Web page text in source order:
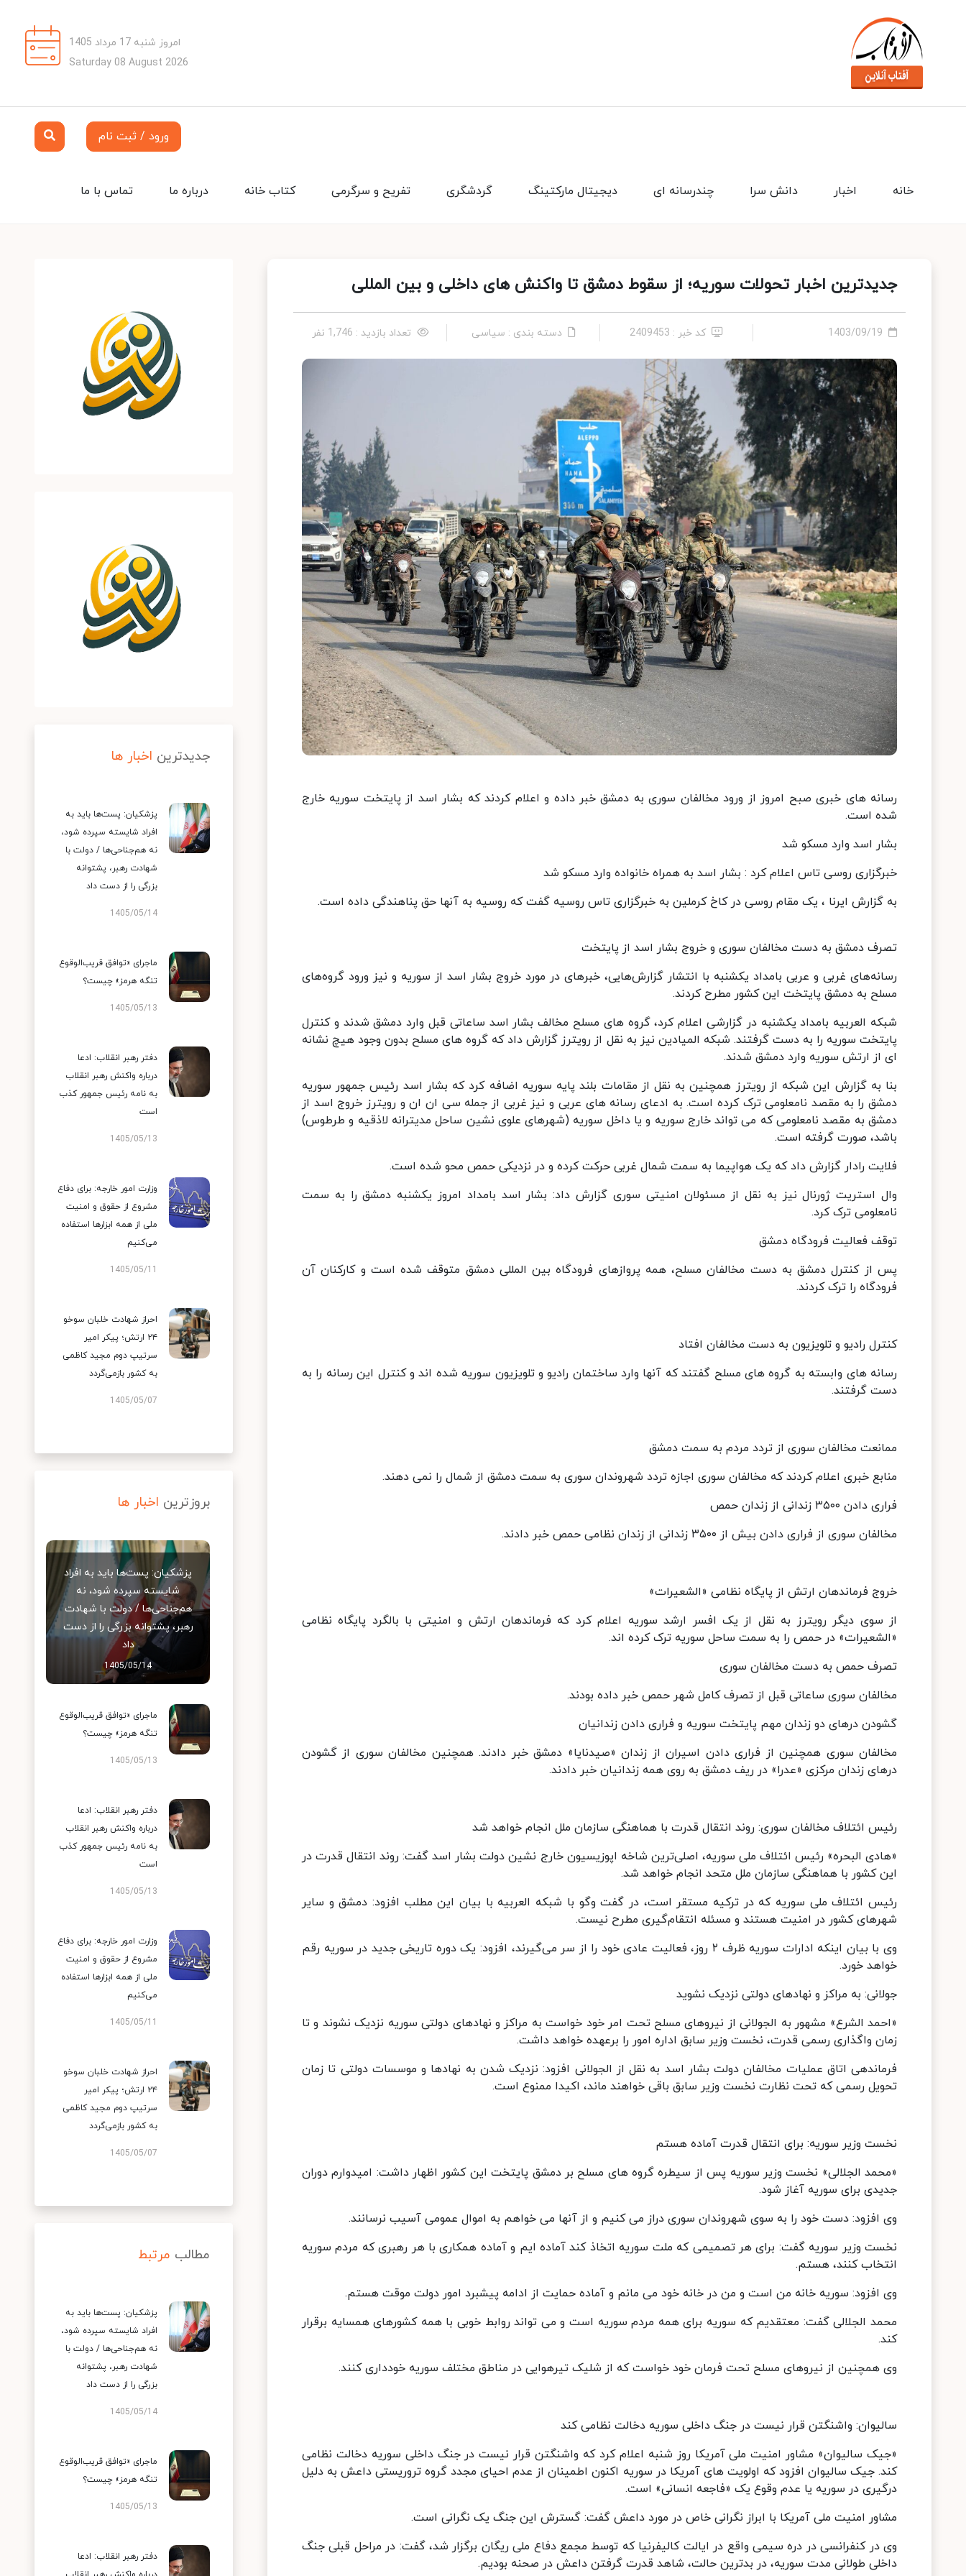
امروز شنبه 17 مرداد 1405
Saturday 08 August 2026
ورود / ثبت نام
تماس با ما درباره ما کتاب خانه تفریح و سرگرمی گردشگری دیجیتال مارکتینگ چندرسانه ای دانش سرا اخبار خانه
جدیدترین اخبار تحولات سوریه؛ از سقوط دمشق تا واکنش‌ های داخلی و بین‌ المللی
1403/09/19 کد خبر : 2409453 دسته بندی : سیاسی تعداد بازدید : 1,746 نفر
رسانه های خبری صبح امروز از ورود مخالفان سوری به دمشق خبر داده و اعلام کردند که بشار اسد از پایتخت سوریه خارج
شده است.
بشار اسد وارد مسکو شد
خبرگزاری روسی تاس اعلام کرد : بشار اسد به همراه خانواده وارد مسکو شد
به گزارش ایرنا ، یک مقام روسی در کاخ کرملین به خبرگزاری تاس روسیه گفت که روسیه به آنها حق پناهندگی داده است.
تصرف دمشق به دست مخالفان سوری و خروج بشار اسد از پایتخت
رسانه‌های غربی و عربی بامداد یکشنبه با انتشار گزارش‌هایی، خبرهای در مورد خروج بشار اسد از سوریه و نیز ورود گروه‌های
مسلح به دمشق پایتخت این کشور مطرح کردند.
شبکه العربیه بامداد یکشنبه در گزارشی اعلام کرد، گروه های مسلح مخالف بشار اسد ساعاتی قبل وارد دمشق شدند و کنترل
پایتخت سوریه را به دست گرفتند. شبکه المیادین نیز به نقل از رویترز گزارش داد که گروه های مسلح بدون وجود هیچ نشانه
ای از ارتش سوریه وارد دمشق شدند.
بنا به گزارش این شبکه از رویترز همچنین به نقل از مقامات بلند پایه سوریه اضافه کرد که بشار اسد رئیس جمهور سوریه
دمشق را به مقصد نامعلومی ترک کرده است. به ادعای رسانه های عربی و نیز غربی از جمله سی ان ان و رویترز خروج اسد از
دمشق به مقصد نامعلومی که می تواند خارج سوریه و یا داخل سوریه (شهرهای علوی نشین ساحل مدیترانه لاذقیه و طرطوس)
باشد، صورت گرفته است.
فلایت رادار گزارش داد که یک هواپیما به سمت شمال غربی حرکت کرده و در نزدیکی حمص محو شده است.
وال استریت ژورنال نیز به نقل از مسئولان امنیتی سوری گزارش داد: بشار اسد بامداد امروز یکشنبه دمشق را به سمت
نامعلومی ترک کرد.
توقف فعالیت فرودگاه دمشق
پس از کنترل دمشق به دست مخالفان مسلح، همه پروازهای فرودگاه بین المللی دمشق متوقف شده است و کارکنان آن
فرودگاه را ترک کردند.
کنترل رادیو و تلویزیون به دست مخالفان افتاد
رسانه های وابسته به گروه های مسلح گفتند که آنها وارد ساختمان رادیو و تلویزیون سوریه شده اند و کنترل این رسانه را به
دست گرفتند.
ممانعت مخالفان سوری از تردد مردم به سمت دمشق
منابع خبری اعلام کردند که مخالفان سوری اجازه تردد شهروندان سوری به سمت دمشق از شمال را نمی دهند.
فراری دادن ۳۵۰۰ زندانی از زندان حمص
مخالفان سوری از فراری دادن بیش از ۳۵۰۰ زندانی از زندان نظامی حمص خبر دادند.
خروج فرماندهان ارتش از پایگاه نظامی «الشعیرات»
از سوی دیگر رویترز به نقل از یک افسر ارشد سوریه اعلام کرد که فرماندهان ارتش و امنیتی با بالگرد پایگاه نظامی
«الشعیرات» در حمص را به سمت ساحل سوریه ترک کرده اند.
تصرف حمص به دست مخالفان سوری
مخالفان سوری ساعاتی قبل از تصرف کامل شهر حمص خبر داده بودند.
گشودن درهای دو زندان مهم پایتخت سوریه و فراری دادن زندانیان
مخالفان سوری همچنین از فراری دادن اسیران از زندان «صیدنایا» دمشق خبر دادند. همچنین مخالفان سوری از گشودن
درهای زندان مرکزی «عدرا» در ریف دمشق به روی همه زندانیان خبر دادند.
رئیس ائتلاف مخالفان سوری: روند انتقال قدرت با هماهنگی سازمان ملل انجام خواهد شد
«هادی البحره» رئیس ائتلاف ملی سوریه، اصلی‌ترین شاخه اپوزیسیون خارج نشین دولت بشار اسد گفت: روند انتقال قدرت در
این کشور با هماهنگی سازمان ملل متحد انجام خواهد شد.
رئیس ائتلاف ملی سوریه که در ترکیه مستقر است، در گفت وگو با شبکه العربیه با بیان این مطلب افزود: دمشق و سایر
شهرهای کشور در امنیت هستند و مسئله انتقام‌گیری مطرح نیست.
وی با بیان اینکه ادارات سوریه ظرف ۲ روز، فعالیت عادی خود را از سر می‌گیرند، افزود: یک دوره تاریخی جدید در سوریه رقم
خواهد خورد.
جولانی: به مراکز و نهادهای دولتی نزدیک نشوید
«احمد الشرع» مشهور به الجولانی از نیروهای مسلح تحت امر خود خواست به مراکز و نهادهای دولتی سوریه نزدیک نشوند و تا
زمان واگذاری رسمی قدرت، نخست وزیر سابق اداره امور را برعهده خواهد داشت.
فرماندهی اتاق عملیات مخالفان دولت بشار اسد به نقل از الجولانی افزود: نزدیک شدن به نهادها و موسسات دولتی تا زمان
تحویل رسمی که تحت نظارت نخست وزیر سابق باقی خواهند ماند، اکیدا ممنوع است.
نخست وزیر سوریه: برای انتقال قدرت آماده هستم
«محمد الجلالی» نخست وزیر سوریه پس از سیطره گروه های مسلح بر دمشق پایتخت این کشور اظهار داشت:‌ امیدوارم دوران
جدیدی برای سوریه آغاز شود.
وی افزود: دست خود را به سوی شهروندان سوری دراز می کنیم و از آنها می خواهم به اموال عمومی آسیب نرسانند.
نخست وزیر سوریه گفت: برای هر تصمیمی که ملت سوریه اتخاذ کند آماده ایم و آماده همکاری با هر رهبری که مردم سوریه
انتخاب کنند، هستم.
وی افزود:‌ سوریه خانه من است و من در خانه خود می مانم و آماده حمایت از ادامه پیشبرد امور دولت موقت هستم.
محمد الجلالی گفت: معتقدیم که سوریه برای همه مردم سوریه است و می تواند روابط خوبی با همه کشورهای همسایه برقرار
کند.
وی همچنین از نیروهای مسلح تحت فرمان خود خواست که از شلیک تیرهوایی در مناطق مختلف سوریه خودداری کنند.
سالیوان: واشنگتن قرار نیست در جنگ داخلی سوریه دخالت نظامی کند
«جیک سالیوان» مشاور امنیت ملی آمریکا روز شنبه اعلام کرد که واشنگتن قرار نیست در جنگ داخلی سوریه دخالت نظامی
کند. جیک سالیوان افزود که اولویت های آمریکا در سوریه اکنون اطمینان از عدم احیای مجدد گروه تروریستی داعش به دلیل
درگیری در سوریه یا عدم وقوع یک «فاجعه انسانی» است.
مشاور امنیت ملی آمریکا با ابراز نگرانی خاص در مورد داعش گفت: گسترش این جنگ یک نگرانی است.
وی در کنفرانسی در دره سیمی واقع در ایالت کالیفرنیا که توسط مجمع دفاع ملی ریگان برگزار شد، گفت: در مراحل قبلی جنگ
داخلی طولانی مدت سوریه، در بدترین حالت، شاهد قدرت گرفتن داعش در صحنه بودیم.
جدیدترین اخبار ها
پزشکیان: پست‌ها باید به
افراد شایسته سپرده شود،
نه هم‌جناحی‌ها / دولت با
شهادت رهبر، پشتوانه
بزرگی را از دست داد
1405/05/14
ماجرای «توافق قریب‌الوقوع
تنگه هرمز» چیست؟
1405/05/13
دفتر رهبر انقلاب: ادعا
درباره واکنش رهبر انقلاب
به نامه رئیس جمهور کذب
است
1405/05/13
وزارت امور خارجه: برای دفاع
مشروع از حقوق و امنیت
ملی از همه ابزارها استفاده
می‌کنیم
1405/05/11
احراز شهادت خلبان سوخو
۲۴ ارتش؛ پیکر امیر
سرتیپ دوم مجید کاظمی
به کشور بازمی‌گردد
1405/05/07
بروزترین اخبار ها
پزشکیان: پست‌ها باید به افراد
شایسته سپرده شود، نه
هم‌جناحی‌ها / دولت با شهادت
رهبر، پشتوانه بزرگی را از دست
داد
1405/05/14
ماجرای «توافق قریب‌الوقوع
تنگه هرمز» چیست؟
1405/05/13
دفتر رهبر انقلاب: ادعا
درباره واکنش رهبر انقلاب
به نامه رئیس جمهور کذب
است
1405/05/13
وزارت امور خارجه: برای دفاع
مشروع از حقوق و امنیت
ملی از همه ابزارها استفاده
می‌کنیم
1405/05/11
احراز شهادت خلبان سوخو
۲۴ ارتش؛ پیکر امیر
سرتیپ دوم مجید کاظمی
به کشور بازمی‌گردد
1405/05/07
مطالب مرتبط
پزشکیان: پست‌ها باید به
افراد شایسته سپرده شود،
نه هم‌جناحی‌ها / دولت با
شهادت رهبر، پشتوانه
بزرگی را از دست داد
1405/05/14
ماجرای «توافق قریب‌الوقوع
تنگه هرمز» چیست؟
1405/05/13
دفتر رهبر انقلاب: ادعا